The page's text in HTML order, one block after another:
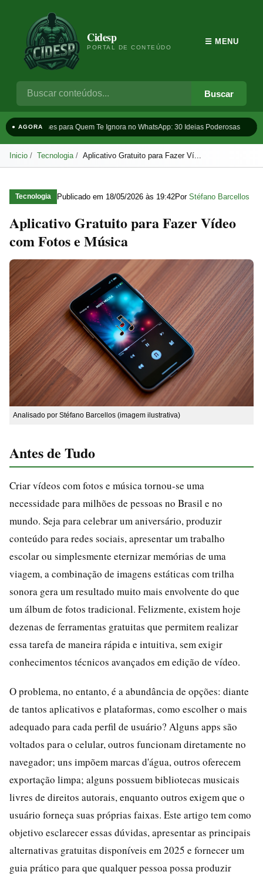
Cidesp
PORTAL DE CONTEÚDO
Buscar
☰ MENU
● AGORAFrases para Quem Te Ignora no WhatsApp: 30 Ideias Poderosas
Inicio Tecnologia Aplicativo Gratuito para Fazer Ví...
Tecnologia Publicado em 18/05/2026 às 19:42Por Stéfano Barcellos
Aplicativo Gratuito para Fazer Vídeo
com Fotos e Música
Analisado por Stéfano Barcellos (imagem ilustrativa)
Antes de Tudo
Criar vídeos com fotos e música tornou-se uma
necessidade para milhões de pessoas no Brasil e no
mundo. Seja para celebrar um aniversário, produzir
conteúdo para redes sociais, apresentar um trabalho
escolar ou simplesmente eternizar memórias de uma
viagem, a combinação de imagens estáticas com trilha
sonora gera um resultado muito mais envolvente do que
um álbum de fotos tradicional. Felizmente, existem hoje
dezenas de ferramentas gratuitas que permitem realizar
essa tarefa de maneira rápida e intuitiva, sem exigir
conhecimentos técnicos avançados em edição de vídeo.
O problema, no entanto, é a abundância de opções: diante
de tantos aplicativos e plataformas, como escolher o mais
adequado para cada perfil de usuário? Alguns apps são
voltados para o celular, outros funcionam diretamente no
navegador; uns impõem marcas d'água, outros oferecem
exportação limpa; alguns possuem bibliotecas musicais
livres de direitos autorais, enquanto outros exigem que o
usuário forneça suas próprias faixas. Este artigo tem como
objetivo esclarecer essas dúvidas, apresentar as principais
alternativas gratuitas disponíveis em 2025 e fornecer um
guia prático para que qualquer pessoa possa produzir